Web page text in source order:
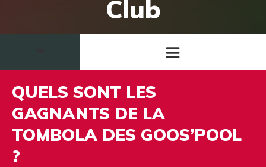
Club
QUELS SONT LES
GAGNANTS DE LA
TOMBOLA DES GOOS’POOL
?